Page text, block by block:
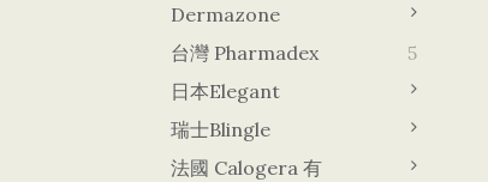
Dermazone
台灣 Pharmadex
5
日本Elegant
瑞士Blingle
法國 Calogera 有